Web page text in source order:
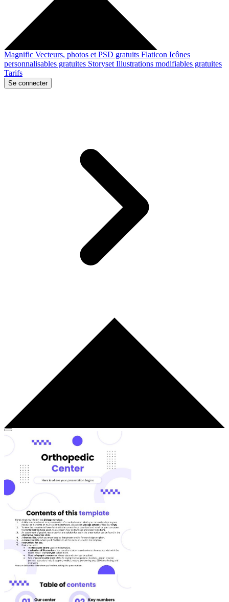
Magnific Vecteurs, photos et PSD gratuits Flaticon Icônes
personnalisables gratuites Storyset Illustrations modifiables gratuites
Tarifs
Se connecter